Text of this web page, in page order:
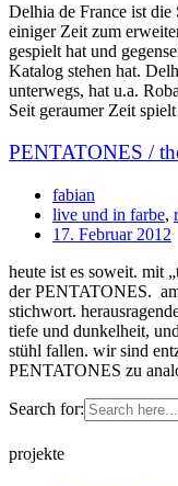
Delhia de France ist die
einiger Zeit zum
gespielt hat und
Katalog stehen hat.
unterwegs, hat u.a.
Seit geraumer Zeit
PENTATONES /
fabian
live und in farbe,
17. Februar 2012
heute ist es soweit. mit
der PENTATONES.
stichwort.
tiefe und dunkelheit,
stühl fallen. wir sind
PENTATONES zu
Search for:
projekte